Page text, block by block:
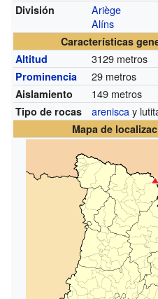
División
Ariège
Alíns
Características
Altitud
3129 metros
Prominencia 29 metros
Aislamiento 149 metros
Tipo de rocas areniscay
Mapa de